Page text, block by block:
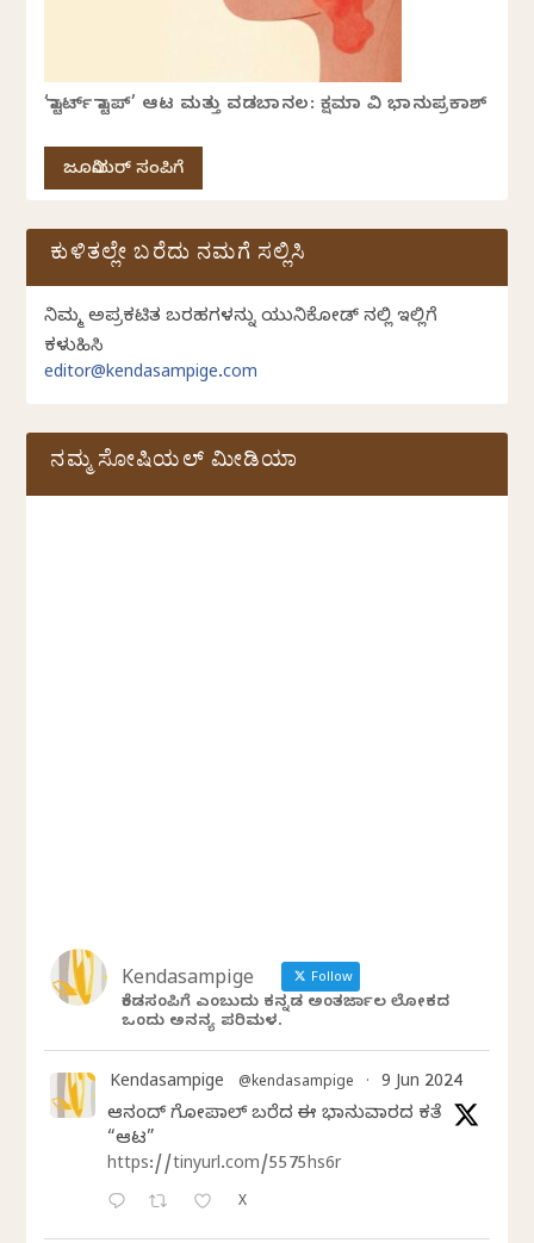
‘ಸ್ಟಾರ್ಟ್ ಸ್ಟಾಪ್’ ಆಟ ಮತ್ತು ವಡಬಾನಲ: ಕ್ಷಮಾ ವಿ ಭಾನುಪ್ರಕಾಶ್
ಜೂನಿಯರ್ ಸಂಪಿಗೆ
ಕುಳಿತಲ್ಲೇ ಬರೆದು ನಮಗೆ ಸಲ್ಲಿಸಿ
ನಿಮ್ಮ ಅಪ್ರಕಟಿತ ಬರಹಗಳನ್ನು ಯುನಿಕೋಡ್ ನಲ್ಲಿ ಇಲ್ಲಿಗೆ
ಕಳುಹಿಸಿ
editor@kendasampige.com
ನಮ್ಮ ಸೋಷಿಯಲ್‌ ಮೀಡಿಯಾ
Kendasampige Follow
ಕೆಂಡಸಂಪಿಗೆ ಎಂಬುದು ಕನ್ನಡ ಅಂತರ್ಜಾಲ ಲೋಕದ
ಒಂದು ಅನನ್ಯ ಪರಿಮಳ.
Kendasampige @kendasampige · 9 Jun 2024
ಆನಂದ್‌ ಗೋಪಾಲ್‌ ಬರೆದ ಈ ಭಾನುವಾರದ ಕತೆ
“ಆಟ”
https://tinyurl.com/5575hs6r
X